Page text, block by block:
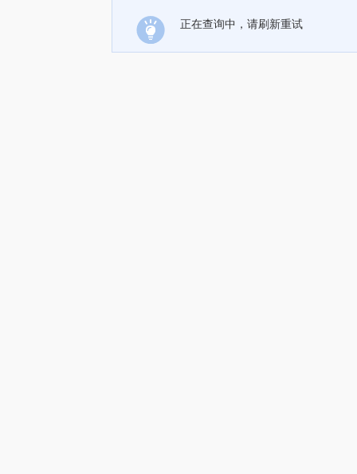
正在查询中，请刷新重试